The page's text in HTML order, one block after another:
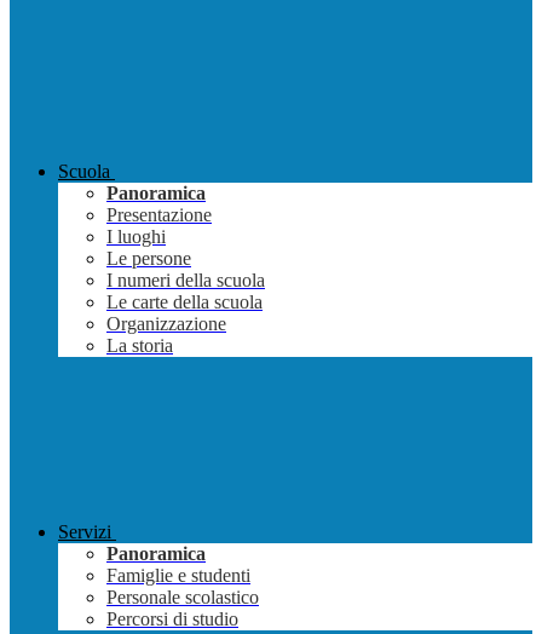
Scuola
Panoramica
Presentazione
I luoghi
Le persone
I numeri della scuola
Le carte della scuola
Organizzazione
La storia
Servizi
Panoramica
Famiglie e studenti
Personale scolastico
Percorsi di studio